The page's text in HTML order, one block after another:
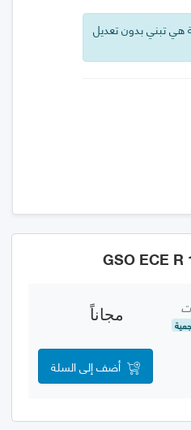
هي تبني بدون تعديل
مجاناً
أضف إلى السلة